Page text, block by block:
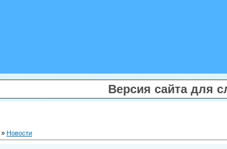
Версия сайта для
» Новости